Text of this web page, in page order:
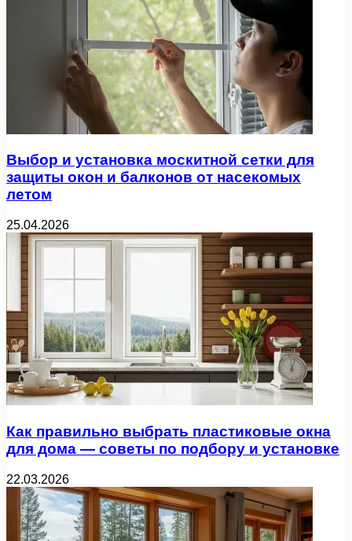
Выбор и установка москитной сетки для
защиты окон и балконов от насекомых
летом
25.04.2026
Как правильно выбрать пластиковые окна
для дома — советы по подбору и установке
22.03.2026